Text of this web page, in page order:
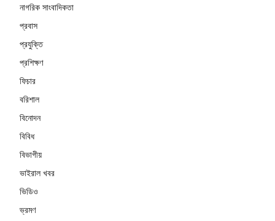
নাগরিক সাংবাদিকতা
প্রবাস
প্রযুক্তি
প্রশিক্ষণ
ফিচার
বরিশাল
বিনোদন
বিবিধ
বিভাগীয়
ভাইরাল খবর
ভিডিও
ভ্রমণ